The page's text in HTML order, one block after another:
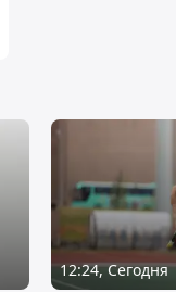
12:24, Сегодня